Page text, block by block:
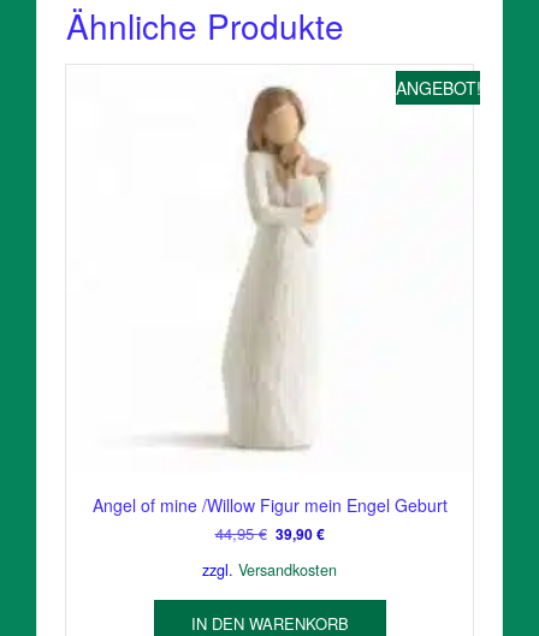
Ähnliche Produkte
ANGEBOT!
Angel of mine /Willow Figur mein Engel Geburt
44,95€ Ursprünglicher
war:
44,95 €
39,90€Aktueller
ist:
39,90 €.
zzgl. Versandkosten
IN DEN WARENKORB